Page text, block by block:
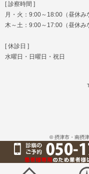
[ 診察時間 ]
月・火：9:00～18:00（昼休み
木～土：9:00～17:00（昼休み
[ 休診日 ]
水曜日・日曜日・祝日
©摂津市・南摂